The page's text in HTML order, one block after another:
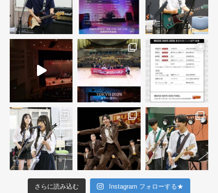
さらに読み込む Instagram フォローする★